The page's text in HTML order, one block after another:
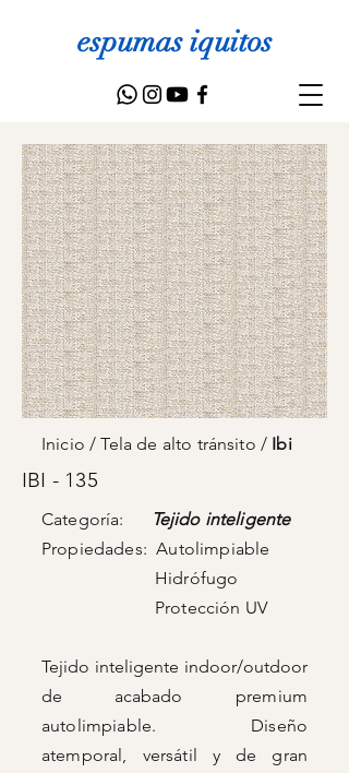
espumas iquitos
Inicio/Tela de alto tránsito / Ibi
IBI - 135
Categoría:
Tejido inteligente
Propiedades: Autolimpiable
Hidrófugo
Protección UV
Tejido inteligente indoor/outdoor
de acabado premium
autolimpiable. Diseño
atemporal, versátil y de gran